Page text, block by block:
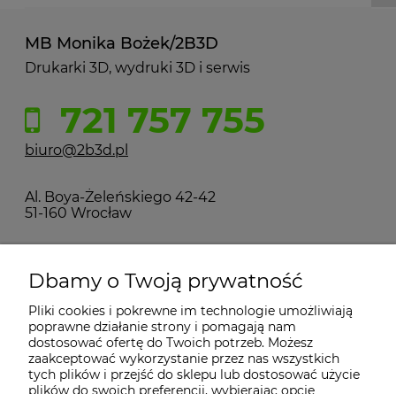
MB Monika Bożek/2B3D
Drukarki 3D, wydruki 3D i serwis
721 757 755
biuro@2b3d.pl
Al. Boya-Żeleńskiego 42-42
51-160 Wrocław
MOJE KONTO
PŁATNOŚCI I DOSTAWA
INFORMACJE
Dbamy o Twoją prywatność
Pliki cookies i pokrewne im technologie umożliwiają
poprawne działanie strony i pomagają nam
dostosować ofertę do Twoich potrzeb. Możesz
zaakceptować wykorzystanie przez nas wszystkich
tych plików i przejść do sklepu lub dostosować użycie
plików do swoich preferencji, wybierając opcję